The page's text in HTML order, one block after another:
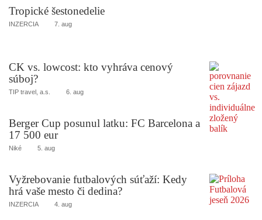
Tropické šestonedelie
INZERCIA 7. aug
CK vs. lowcost: kto vyhráva cenový
súboj?
TIP travel, a.s. 6. aug
Berger Cup posunul latku: FC Barcelona a
17 500 eur
Niké 5. aug
Vyžrebovanie futbalových súťaží: Kedy
hrá vaše mesto či dedina?
INZERCIA 4. aug